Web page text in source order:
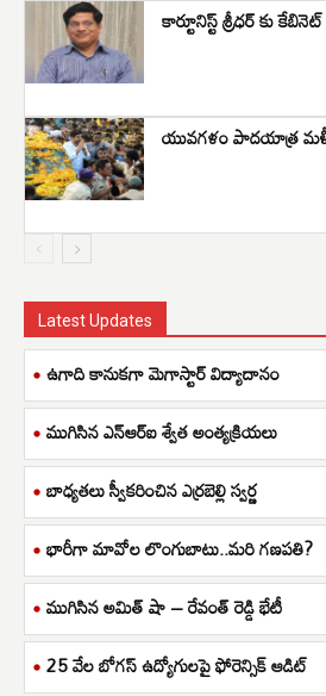
కార్టూనిస్ట్ శ్రీధర్ కు
యువగళం పాదయాత్ర
Latest Updates
ఉగాది కానుకగా మెగాస్టార్ విద్యాదానం
ముగిసిన ఎన్ఆర్ఐ శ్వేత అంత్యక్రియలు
బాధ్యతలు స్వీకరించిన ఎర్రబెల్లి స్వర్ణ
భారీగా మావోల లొంగుబాటు..మరి గణపతి?
ముగిసిన అమిత్ షా – రేవంత్ రెడ్డి భేటీ
25 వేల బోగస్ ఉద్యోగులపై ఫోరెన్సిక్ ఆడిట్